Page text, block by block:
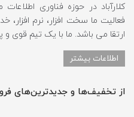
کلارآباد در حوزه فناوری
فعالیت ما سخت افزار، نرم افزار،
ارتقا می باشد. ما با یک تیم قوی
اطلاعات بیشتر
از تخفیف‌ها و جدیدترین‌های